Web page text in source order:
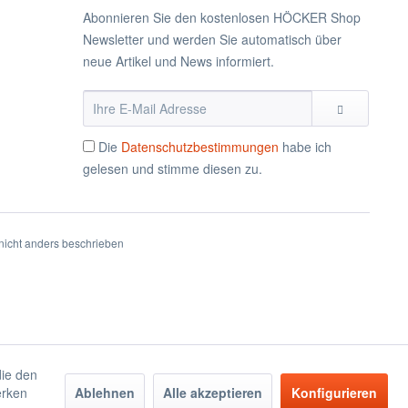
Abonnieren Sie den kostenlosen HÖCKER Shop
Newsletter und werden Sie automatisch über
neue Artikel und News informiert.
Die Datenschutzbestimmungen habe ich
gelesen und stimme diesen zu.
anders beschrieben
den
Ablehnen Alle akzeptieren Konfigurieren